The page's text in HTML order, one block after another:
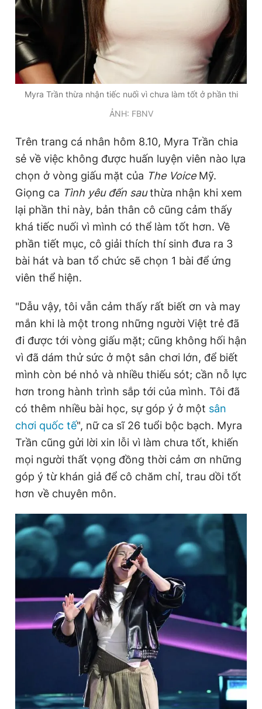
Myra Trần thừa nhận tiếc nuối vì chưa làm tốt ở phần thi
ẢNH: FBNV
Trên trang cá nhân hôm 8.10, Myra Trần chia
sẻ về việc không được huấn luyện viên nào lựa
chọn ở vòng giấu mặt của The VoiceMỹ.
Giọng ca Tình yêu đến sauthừa nhận khi xem
lại phần thi này, bản thân cô cũng cảm thấy
khá tiếc nuối vì mình có thể làm tốt hơn. Về
phần tiết mục, cô giải thích thí sinh đưa ra 3
bài hát và ban tổ chức sẽ chọn 1 bài để ứng
viên thể hiện.
"Dẫu vậy, tôi vẫn cảm thấy rất biết ơn và may
mắn khi là một trong những người Việt trẻ đã
đi được tới vòng giấu mặt; cũng không hối hận
vì đã dám thử sức ở một sân chơi lớn, để biết
mình còn bé nhỏ và nhiều thiếu sót; cần nỗ lực
hơn trong hành trình sắp tới của mình. Tôi đã
có thêm nhiều bài học, sự góp ý ở một sân
chơi quốc tế", nữ ca sĩ 26 tuổi bộc bạch. Myra
Trần cũng gửi lời xin lỗi vì làm chưa tốt, khiến
mọi người thất vọng đồng thời cảm ơn những
góp ý từ khán giả để cô chăm chỉ, trau dồi tốt
hơn về chuyên môn.